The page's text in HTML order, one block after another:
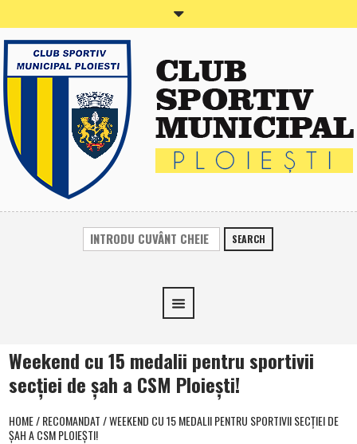
SEARCH
Weekend cu 15 medalii pentru sportivii
secţiei de şah a CSM Ploieşti!
HOME/RECOMANDAT/WEEKEND CU 15 MEDALII PENTRU SPORTIVII SECŢIEI DE
ŞAH A CSM PLOIEŞTI!